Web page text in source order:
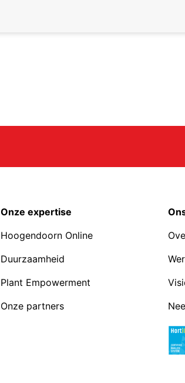
Onze expertise
Hoogendoorn Online
Duurzaamheid
Plant Empowerment
Onze partners